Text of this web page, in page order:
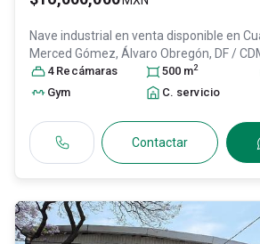
Nave industrial en venta disponible en
Merced Gómez, Álvaro Obregón, DF /
01600, ID:31488215
4 Recámaras 500 m2
Gym
C. servicio
Contactar